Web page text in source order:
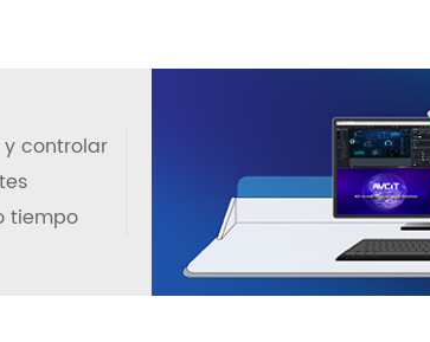
controlar
tiempo